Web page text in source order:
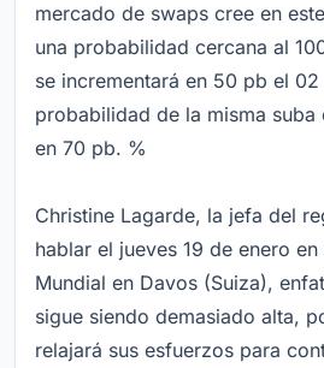
mercado de swaps cree en
una probabilidad cercana al
se incrementará en 50 pb el
probabilidad de la misma suba
en 70 pb. %
Christine Lagarde, la jefa del
hablar el jueves 19 de enero
Mundial en Davos (Suiza),
sigue siendo demasiado alta,
relajará sus esfuerzos para